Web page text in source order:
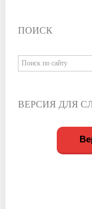
ПОИСК
ВЕРСИЯ ДЛЯ